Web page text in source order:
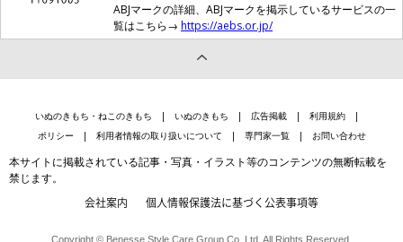
マンチカンは性格的にも飼いやすいから初心
者におすすめ！
社交的で甘えん坊な性格で、活発なマンチカン。人とのスキンシ
ABJマークの詳細、ABJマークを掲示しているサービスの一
覧はこちら→ https://aebs.or.jp/
いぬのきもち・ねこのきもち いぬのきもち 広告掲載
利用規約
ポリシー
利用者情報の取り扱いについて 専門家一覧 お問い合わせ
本サイトに掲載されている記事・写真・イラスト等のコンテンツの無断転載を
禁じます。
会社案内 個人情報保護法に基づく公表事項等
Copyright © Benesse Style Care Group Co.,Ltd. All Rights Reserved.